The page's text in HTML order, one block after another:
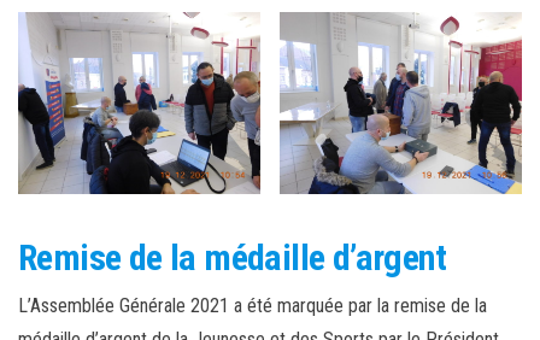
Remise de la médaille d’argent
L’Assemblée Générale 2021 a été marquée par la remise de la